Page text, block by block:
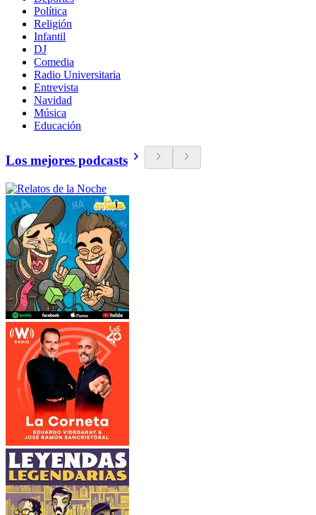
Política
Religión
Infantil
DJ
Comedia
Radio Universitaria
Entrevista
Navidad
Música
Educación
Los mejores podcasts